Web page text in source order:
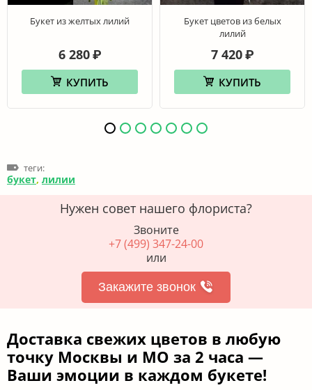
Букет из желтых лилий
6 280 ₽
КУПИТЬ
Букет цветов из белых
лилий
7 420 ₽
КУПИТЬ
теги:
букет, лилии
Нужен совет нашего флориста?
Звоните
+7 (499) 347-24-00
или
Закажите звонок
Доставка свежих цветов в любую
точку Москвы и МО за 2 часа —
Ваши эмоции в каждом букете!